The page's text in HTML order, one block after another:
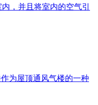
，并且将室内的空气引
为屋顶通风气楼的一种